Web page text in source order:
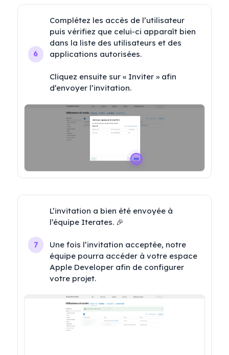
6
Complétez les accès de l’utilisateur
puis vérifiez que celui-ci apparaît bien
dans la liste des utilisateurs et des
applications autorisées.
Cliquez ensuite sur « Inviter » afin
d’envoyer l’invitation.
7
L’invitation a bien été envoyée à
l’équipe Iterates. 🎉
Une fois l’invitation acceptée, notre
équipe pourra accéder à votre espace
Apple Developer afin de configurer
votre projet.